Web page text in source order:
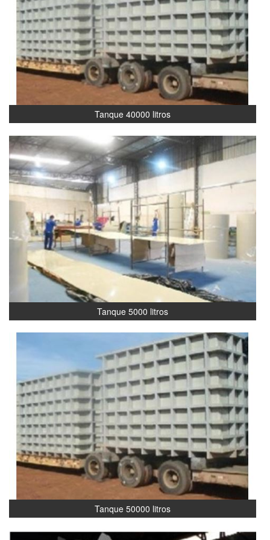
Tanque 40000 litros
Tanque 5000 litros
Tanque 50000 litros